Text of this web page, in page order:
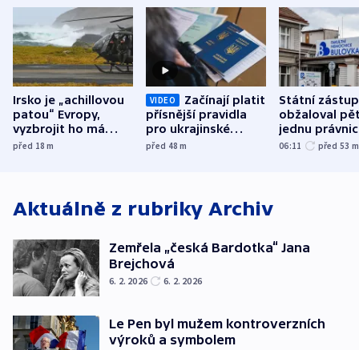
Irsko je „achillovou
patou“ Evropy,
vyzbrojit ho má
Francie
před 18m
VIDEO
Začínají platit
přísnější pravidla
pro ukrajinské
uprchlíky
před 48m
Státní
obžaloval
jednu
osobu v
06:11 před 53 m
Aktuálně z rubriky Archiv
Zemřela „česká Bardotka“ Jana
Brejchová
6. 2. 2026 6. 2. 2026
Le Pen byl mužem kontroverzních
výroků a symbolem